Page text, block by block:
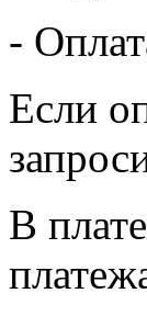
-
Если
В